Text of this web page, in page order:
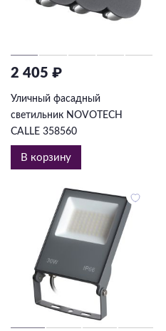
2 405 ₽
Уличный фасадный
светильник NOVOTECH
CALLE 358560
В корзину